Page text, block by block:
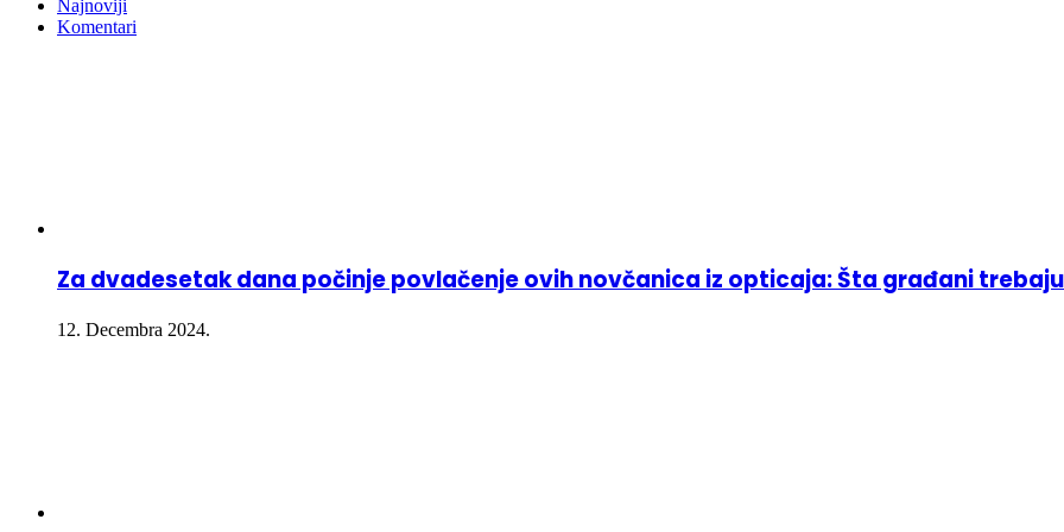
Najnoviji
Komentari
Za dvadesetak dana počinje povlačenje ovih novčanica iz opticaja: Šta građani
12. Decembra 2024.